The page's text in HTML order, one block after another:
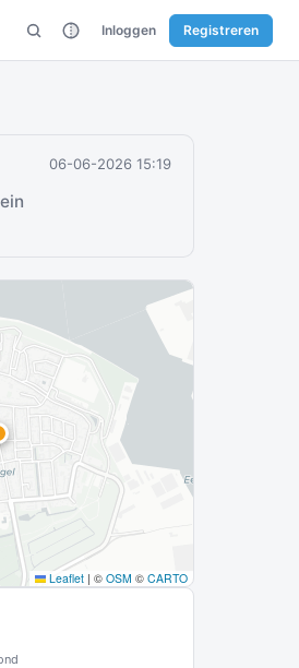
Inloggen Registreren
06-06-2026 15:19
Leaflet | © OSM © CARTO